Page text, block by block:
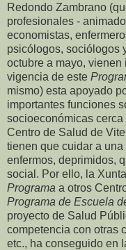
Redondo Zambrano
profesionales -
economistas,
psicólogos, sociólogos
octubre a mayo,
vigencia de este
mismo) esta apoyado
importantes funciones
socioeconómicas
Centro de Salud de
tienen que cuidar a
enfermos, deprimidos,
social. Por ello, la
Programa a otros
Programa de Escuela
proyecto de Salud
competencia con otras
etc., ha conseguido en